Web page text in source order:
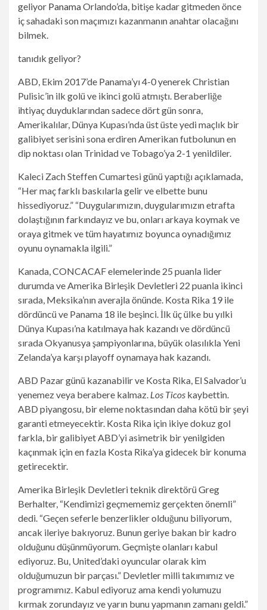
geliyor PanamaOrlando’da, bitişe kadar gitmeden önce
iç sahadaki son maçımızı kazanmanın anahtar olacağını
bilmek.
tanıdık geliyor?
ABD, Ekim 2017’de Panama’yı 4-0 yenerek Christian
Pulisic’in ilk golü ve ikinci golü atmıştı. Beraberliğe
ihtiyaç duyduklarından sadece dört gün sonra,
Amerikalılar, Dünya Kupası’nda üst üste yedi maçlık bir
galibiyet serisini sona erdiren Amerikan futbolunun en
dip noktası olan Trinidad ve Tobago’ya 2-1 yenildiler.
Kaleci Zach Steffen Cumartesi günü yaptığı açıklamada,
“Her maç farklı baskılarla gelir ve elbette bunu
hissediyoruz.” “Duygularımızın, duygularımızın etrafta
dolaştığının farkındayız ve bu, onları arkaya koymak ve
oraya gitmek ve tüm hayatımız boyunca oynadığımız
oyunu oynamakla ilgili.”
Kanada, CONCACAF elemelerinde 25 puanla lider
durumda ve Amerika Birleşik Devletleri 22 puanla ikinci
sırada, Meksika’nın averajla önünde. Kosta Rika 19 ile
dördüncü ve Panama 18 ile beşinci. İlk üç ülke bu yılki
Dünya Kupası’na katılmaya hak kazandı ve dördüncü
sırada Okyanusya şampiyonlarına, büyük olasılıkla Yeni
Zelanda’ya karşı playoff oynamaya hak kazandı.
ABD Pazar günü kazanabilir ve Kosta Rika, El Salvador’u
yenemez veya berabere kalmaz. Los Ticos kaybettin.
ABD piyangosu, bir eleme noktasından daha kötü bir şeyi
garanti etmeyecektir. Kosta Rika için ikiye dokuz gol
farkla, bir galibiyet ABD’yi asimetrik bir yenilgiden
kaçınmak için en fazla Kosta Rika’ya gidecek bir konuma
getirecektir.
Amerika Birleşik Devletleri teknik direktörü Greg
Berhalter, “Kendimizi geçmememiz gerçekten önemli”
dedi. “Geçen seferle benzerlikler olduğunu biliyorum,
ancak ileriye bakıyoruz. Bunun geriye bakan bir kadro
olduğunu düşünmüyorum. Geçmişte olanları kabul
ediyoruz. Bu, United’daki oyuncular olarak kim
olduğumuzun bir parçası.” Devletler milli takımımız ve
programımız. Kabul ediyoruz ama kendi yolumuzu
kırmak zorundayız ve yarın bunu yapmanın zamanı geldi.”